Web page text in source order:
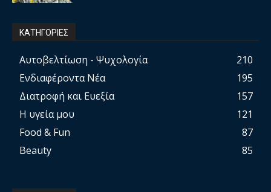
ΚΑΤΗΓΟΡΙΕΣ
Αυτοβελτίωση - Ψυχολογία
210
Ενδιαφέροντα Νέα
195
Διατροφή και Ευεξία
157
Η υγεία μου
121
Food & Fun
87
Beauty
85